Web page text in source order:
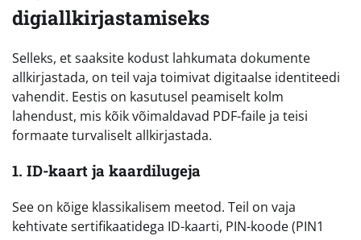
digiallkirjastamiseks
Selleks, et saaksite kodust lahkumata dokumente
allkirjastada, on teil vaja toimivat digitaalse identiteedi
vahendit. Eestis on kasutusel peamiselt kolm
lahendust, mis kõik võimaldavad PDF-faile ja teisi
formaate turvaliselt allkirjastada.
1. ID-kaart ja kaardilugeja
See on kõige klassikalisem meetod. Teil on vaja
kehtivate sertifikaatidega ID-kaarti, PIN-koode (PIN1